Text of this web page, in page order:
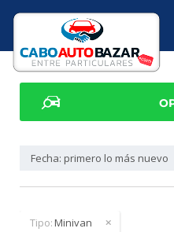
Fecha: primero lo más nuevo
Tipo:Minivan